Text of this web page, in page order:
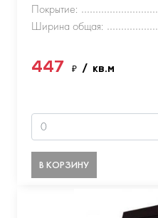
Покрытие:
Ширина общая:
447 ₽ / кв.м
В КОРЗИНУ